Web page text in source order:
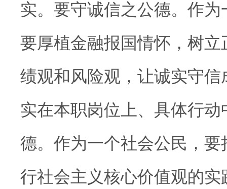
实。要守诚信之公德。作
要厚植金融报国情怀，树
绩观和风险观，让诚实守
实在本职岗位上、具体行
德。作为一个社会公民，
行社会主义核心价值观的实